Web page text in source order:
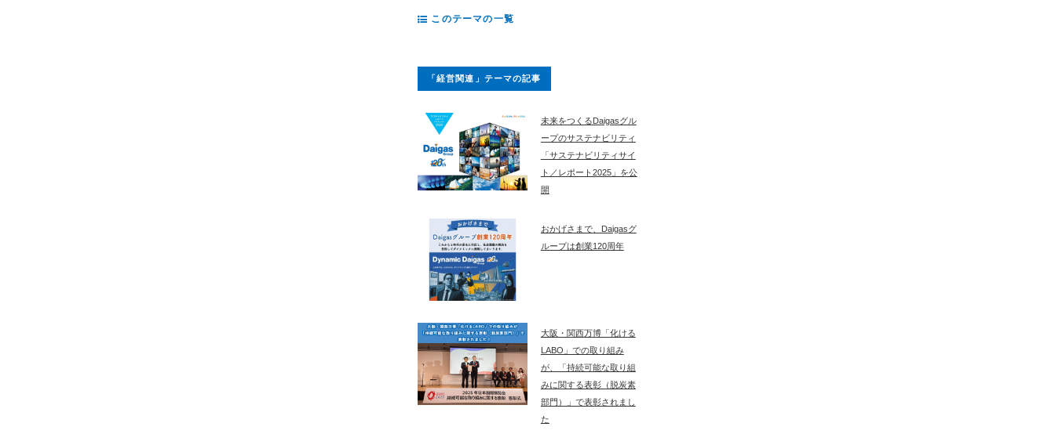
このテーマの一覧
「経営関連」テーマの記事
未来をつくるDaigasグル
ープのサステナビリティ
「サステナビリティサイ
ト／レポート2025」を公
開
おかげさまで、Daigasグ
ループは創業120周年
大阪・関西万博「化ける
LABO」での取り組み
が、「持続可能な取り組
みに関する表彰（脱炭素
部門）」で表彰されまし
た